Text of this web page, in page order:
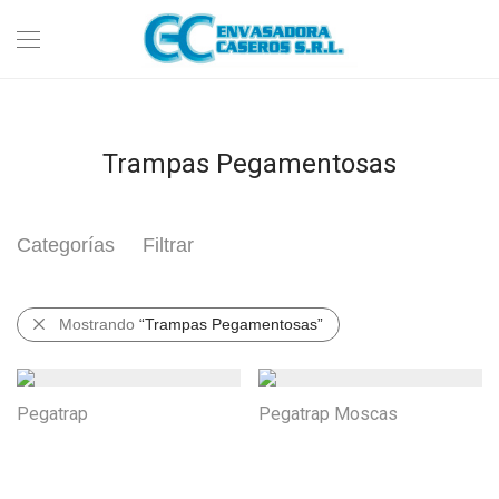
Trampas Pegamentosas
Categorías Filtrar
Mostrando “Trampas Pegamentosas”
Pegatrap Pegatrap Moscas